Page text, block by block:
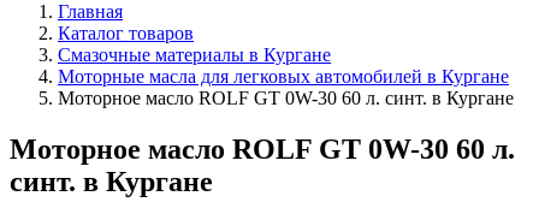
Главная
Каталог товаров
Смазочные материалы в Кургане
Моторные масла для легковых автомобилей в Кургане
Моторное масло ROLF GT 0W-30 60 л. синт. в Кургане
Моторное масло ROLF GT 0W-30 60 л.
синт. в Кургане